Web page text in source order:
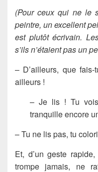
(Pour ceux qui ne le
peintre, un excellent
est plutôt écrivain.
s’ils n’étaient pas un
– D’ailleurs, que
ailleurs !
– Je lis ! Tu
tranquille encore
– Tu ne lis pas, tu
Et, d’un geste
trompe jamais, ne